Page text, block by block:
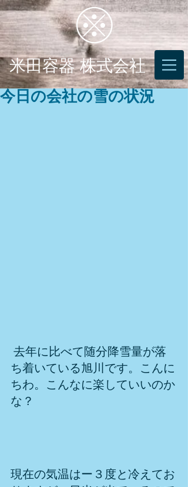
米田容器 株式会社
今日の会社の雪の状況
ち着いている旭川です。こんに
ちわ。こんなに楽していいのか
な？
現在の気温はー３度と冷えてお